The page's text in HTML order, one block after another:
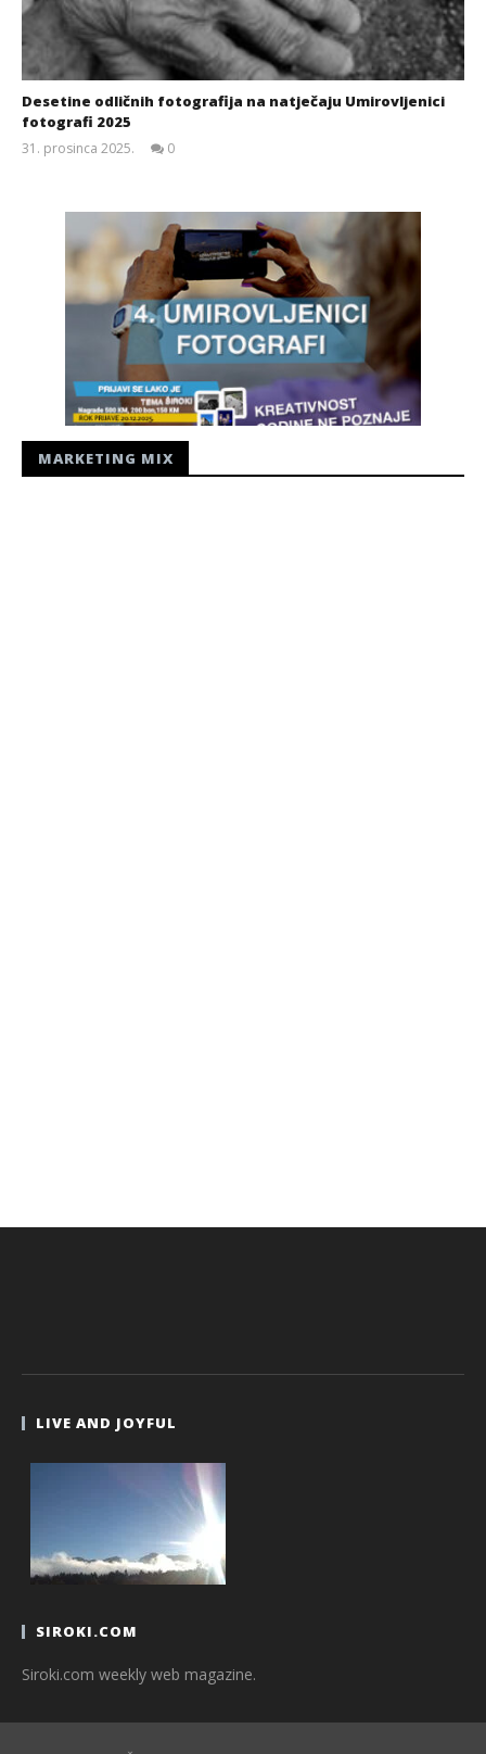
Desetine odličnih fotografija na natječaju Umirovljenici
fotografi 2025
31. prosinca 2025.
0
MARKETING MIX
LIVE AND JOYFUL
SIROKI.COM
Siroki.com weekly web magazine.